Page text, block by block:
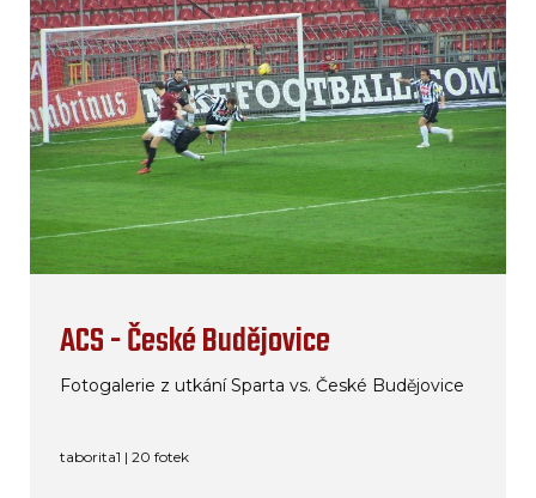
ACS - České Budějovice
Fotogalerie z utkání Sparta vs. České Budějovice
taborita1 | 20 fotek